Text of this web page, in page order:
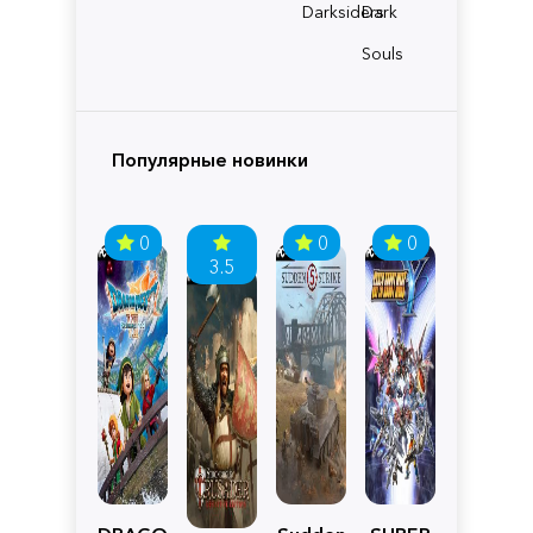
Darksiders
Dark
Souls
Популярные новинки
0
3.5
0 0